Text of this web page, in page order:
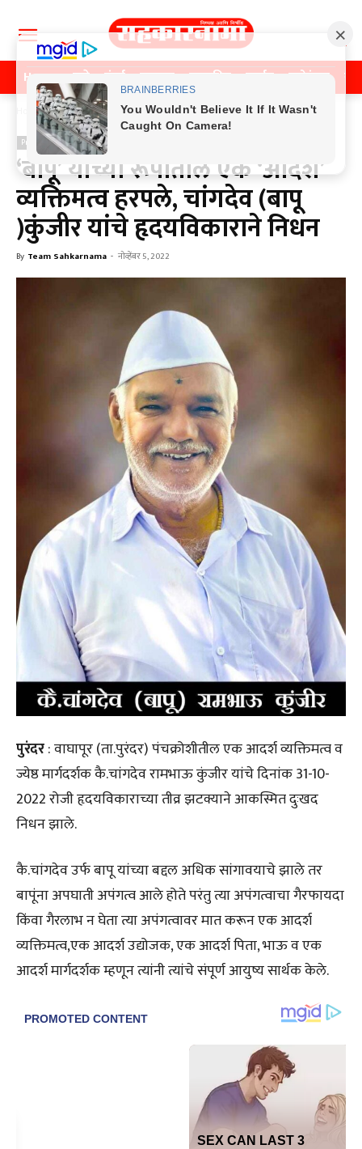
Home पुणे मुंबई महाराष्ट्र राजकीय क्राईम मनोरंजन
Home Previos News
Previos News
‘बापू’ यांच्या रूपातील एक ‘आदर्श’
व्यक्तिमत्व हरपले, चांगदेव (बापू
)कुंजीर यांचे हृदयविकाराने निधन
By Team Sahkarnama - नोव्हेंबर 5, 2022
पुरंदर: वाघापूर (ता.पुरंदर) पंचक्रोशीतील एक आदर्श व्यक्तिमत्व व
ज्येष्ठ मार्गदर्शक कै.चांगदेव रामभाऊ कुंजीर यांचे दिनांक 31-10-
2022 रोजी हृदयविकाराच्या तीव्र झटक्याने आकस्मित दुःखद
निधन झाले.
कै.चांगदेव उर्फ बापू यांच्या बद्दल अधिक सांगावयाचे झाले तर
बापूंना अपघाती अपंगत्व आले होते परंतु त्या अपंगत्वाचा गैरफायदा
किंवा गैरलाभ न घेता त्या अपंगत्वावर मात करून एक आदर्श
व्यक्तिमत्व,एक आदर्श उद्योजक, एक आदर्श पिता, भाऊ व एक
आदर्श मार्गदर्शक म्हणून त्यांनी त्यांचे संपूर्ण आयुष्य सार्थक केले.